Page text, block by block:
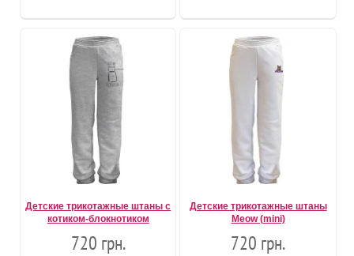
Детские трикотажные штаны с
котиком-блокнотиком
720 грн.
Детские трикотажные штаны
Meow (mini)
720 грн.